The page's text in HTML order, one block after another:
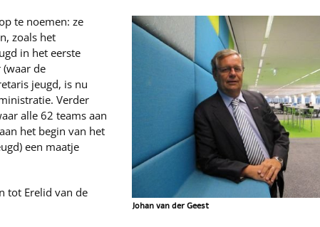
Johan van der Geest
te noemen: ze
zoals het
in het eerste
de
jeugd, is nu
Verder
alle 62 teams aan
het begin van het
een maatje
tot Erelid van de